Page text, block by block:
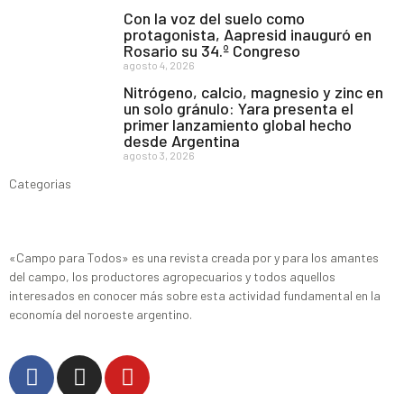
Con la voz del suelo como
protagonista, Aapresid inauguró en
Rosario su 34.º Congreso
agosto 4, 2026
Nitrógeno, calcio, magnesio y zinc en
un solo gránulo: Yara presenta el
primer lanzamiento global hecho
desde Argentina
agosto 3, 2026
Categorias
«Campo para Todos» es una revista creada por y para los amantes
del campo, los productores agropecuarios y todos aquellos
interesados en conocer más sobre esta actividad fundamental en la
economía del noroeste argentino.